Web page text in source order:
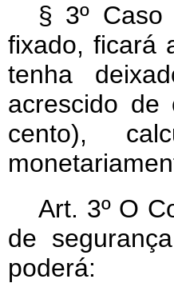
§ 3º
fixado, ficará
tenha
acrescido
cento),
Art. 3º O
de
poderá: